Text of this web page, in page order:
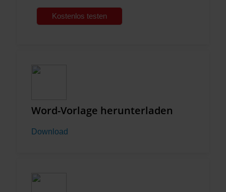
Kostenlos testen
Word-Vorlage herunterladen
Download